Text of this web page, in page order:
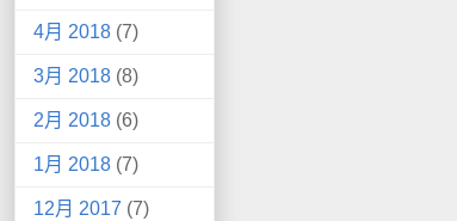
4月 2018 (7)
3月 2018 (8)
2月 2018 (6)
1月 2018 (7)
12月 2017 (7)